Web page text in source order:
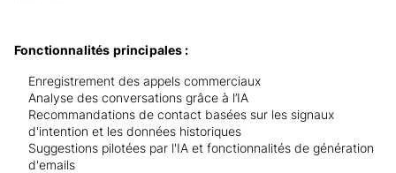
Fonctionnalités principales :
Enregistrement des appels commerciaux
Analyse des conversations grâce à l’IA
Recommandations de contact basées sur les signaux
d'intention et les données historiques
Suggestions pilotées par l'IA et fonctionnalités de génération
d'emails